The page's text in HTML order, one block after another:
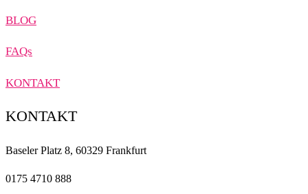
BLOG
FAQs
KONTAKT
KONTAKT
Baseler Platz 8, 60329 Frankfurt
0175 4710 888